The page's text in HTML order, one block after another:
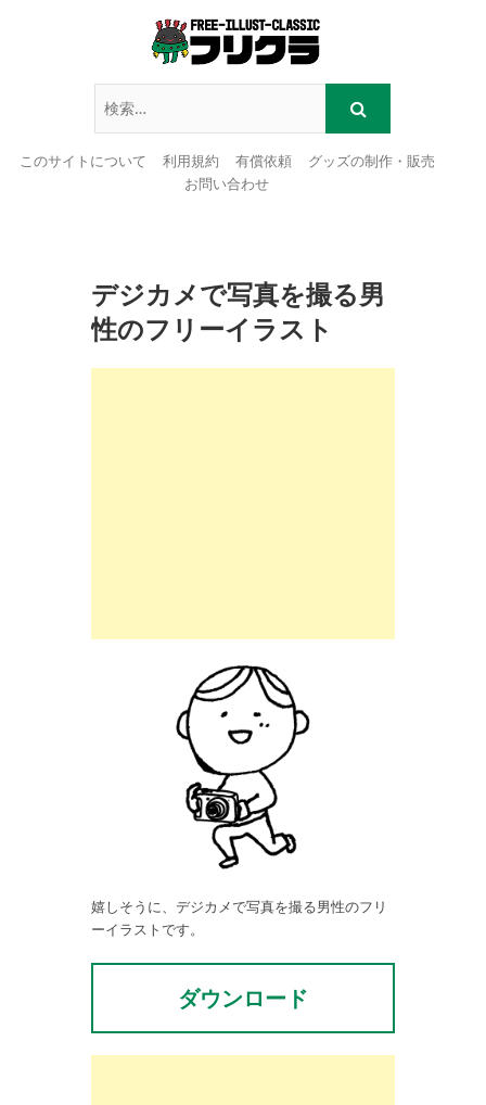
このサイトについて 利用規約 有償依頼
グッズの制作・販売
お問い合わせ
デジカメで写真を撮る男
性のフリーイラスト
嬉しそうに、デジカメで写真を撮る男性のフリ
ーイラストです。
ダウンロード